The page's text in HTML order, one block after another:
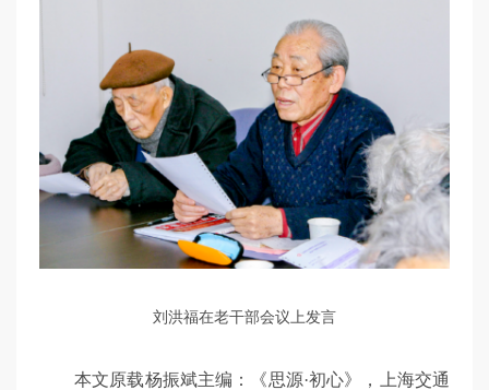
刘洪福在老干部会议上发言
本文原载杨振斌主编：《思源·初心》，上海交通